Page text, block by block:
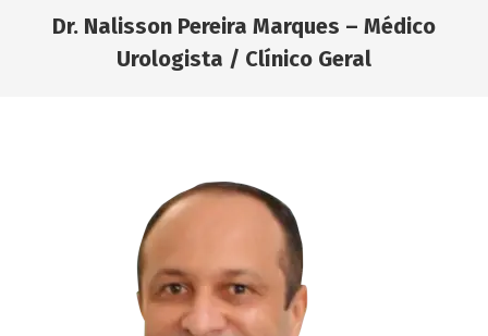
Dr. Nalisson Pereira Marques – Médico
Urologista / Clínico Geral